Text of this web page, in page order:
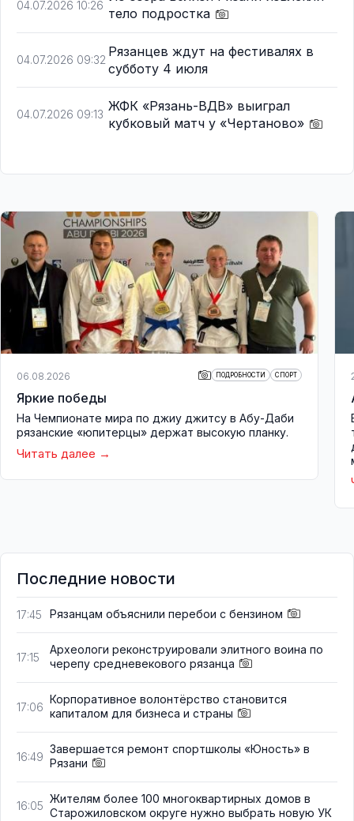
04.07.2026 10:26
тело подростка
04.07.2026 09:32
Рязанцев ждут на фестивалях в
субботу 4 июля
04.07.2026 09:13
ЖФК «Рязань-ВДВ» выиграл
кубковый матч у «Чертаново»
06.08.2026 ПОДРОБНОСТИ СПОРТ
Яркие победы
На Чемпионате мира по джиу джитсу в Абу-Даби
рязанские «юпитерцы» держат высокую планку.
Читать далее
Последние новости
17:45 Рязанцам объяснили перебои с бензином
17:15
Археологи реконструировали элитного воина по
черепу средневекового рязанца
17:06
Корпоративное волонтёрство становится
капиталом для бизнеса и страны
16:49
Завершается ремонт спортшколы «Юность» в
Рязани
16:05
Жителям более 100 многоквартирных домов в
Старожиловском округе нужно выбрать новую УК